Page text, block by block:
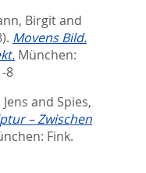
Birgitand
Movens Bild.
München:
8
and Spies,
– Zwischen
Fink.